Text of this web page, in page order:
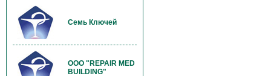
Семь Ключей
OOO "REPAIR MED
BUILDING"